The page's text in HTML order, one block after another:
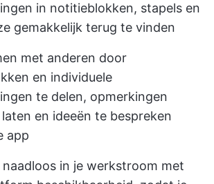
in notitieblokken, stapels en
gemakkelijk terug te vinden
met anderen door
en individuele
te delen, opmerkingen
en ideeën te bespreken
app
in je werkstroom met